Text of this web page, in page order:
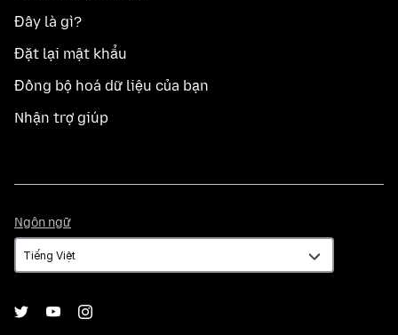
Đây là gì?
Đặt lại mật khẩu
Đồng bộ hoá dữ liệu của bạn
Nhận trợ giúp
Ngôn ngữ
ngữ